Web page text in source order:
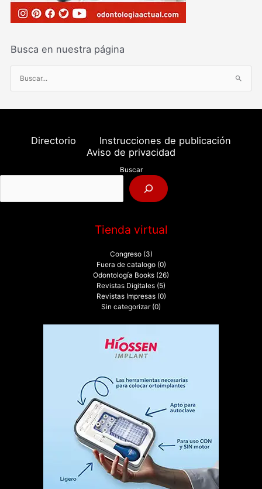
Busca en nuestra página
u
s
o
:
Directorio
Instrucciones de publicación
Aviso de privacidad
Buscar
Tienda virtual
Congreso (3)
Fuera de catalogo (0)
Odontología Books (26)
Revistas Digitales (5)
Revistas Impresas (0)
Sin categorizar (0)